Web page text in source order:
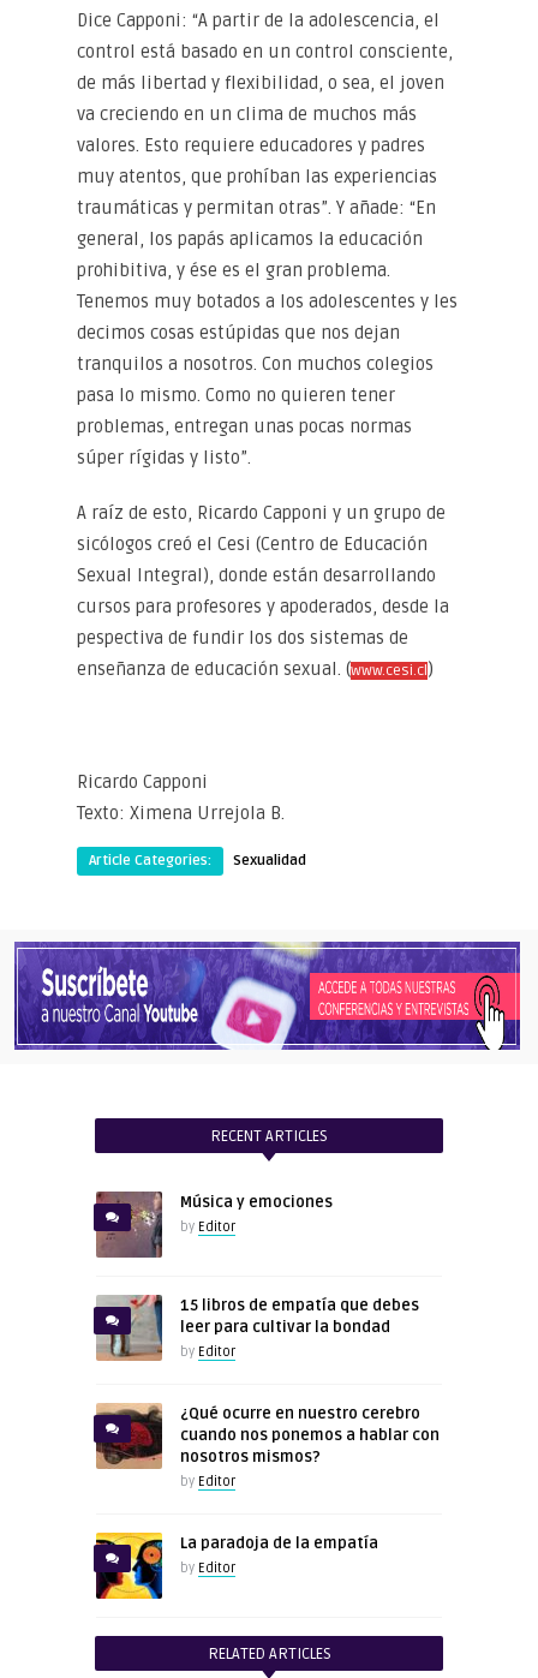
Dice Capponi: “A partir de la adolescencia, el
control está basado en un control consciente,
de más libertad y flexibilidad, o sea, el joven
va creciendo en un clima de muchos más
valores. Esto requiere educadores y padres
muy atentos, que prohíban las experiencias
traumáticas y permitan otras”. Y añade: “En
general, los papás aplicamos la educación
prohibitiva, y ése es el gran problema.
Tenemos muy botados a los adolescentes y les
decimos cosas estúpidas que nos dejan
tranquilos a nosotros. Con muchos colegios
pasa lo mismo. Como no quieren tener
problemas, entregan unas pocas normas
súper rígidas y listo”.
A raíz de esto, Ricardo Capponi y un grupo de
sicólogos creó el Cesi (Centro de Educación
Sexual Integral), donde están desarrollando
cursos para profesores y apoderados, desde la
pespectiva de fundir los dos sistemas de
enseñanza de educación sexual. (www.cesi.cl )
Ricardo Capponi
Texto: Ximena Urrejola B.
Article Categories: Sexualidad
RECENT ARTICLES
Música y emociones
by Editor
15 libros de empatía que debes
leer para cultivar la bondad
by Editor
¿Qué ocurre en nuestro cerebro
cuando nos ponemos a hablar con
nosotros mismos?
by Editor
La paradoja de la empatía
by Editor
RELATED ARTICLES